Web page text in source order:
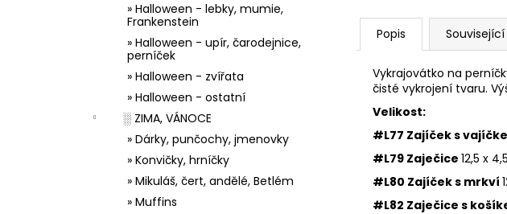
» Halloween - lebky, mumie,
Frankenstein
» Halloween - upír, čarodejnice,
perníček
» Halloween - zvířata
» Halloween - ostatní
░ ZIMA, VÁNOCE
» Dárky, punčochy, jmenovky
» Konvičky, hrníčky
» Mikuláš, čert, andělé, Betlém
» Muffins
Popis
Vykrajovátko na
čisté vykrojení tvaru.
Velikost:
#L77 Zajíček s
#L79 Zaječice 12,5 x
#L80 Zajíček s mrkví
#L82 Zaječice s